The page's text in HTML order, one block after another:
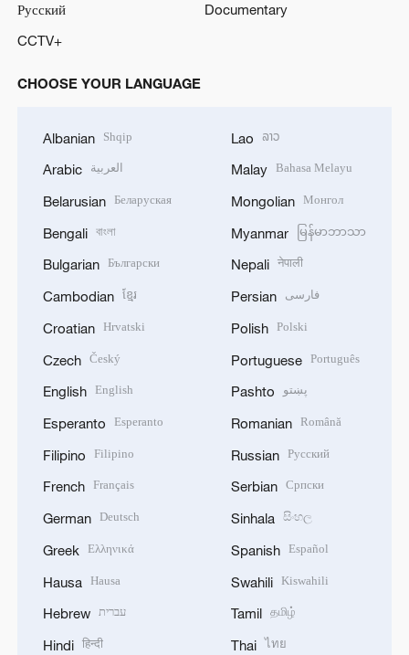
Русский
Documentary
CCTV+
CHOOSE YOUR LANGUAGE
Albanian Shqip
Arabic العربية
Belarusian Беларуская
Bengali বাংলা
Bulgarian Български
Cambodian ខ្មែរ
Croatian Hrvatski
Czech Český
English English
Esperanto Esperanto
Filipino Filipino
French Français
German Deutsch
Greek Ελληνικά
Hausa Hausa
Hebrew עברית
Hindi हिन्दी
Lao ລາວ
Malay Bahasa Melayu
Mongolian Монгол
Myanmar မြန်မာဘာသာ
Nepali नेपाली
Persian فارسی
Polish Polski
Portuguese Português
Pashto پښتو
Romanian Română
Russian Русский
Serbian Српски
Sinhala සිංහල
Spanish Español
Swahili Kiswahili
Tamil தமிழ்
Thai ไทย